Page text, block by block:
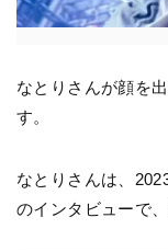
なとりさんが顔を
す。
なとりさんは、
のインタビューで